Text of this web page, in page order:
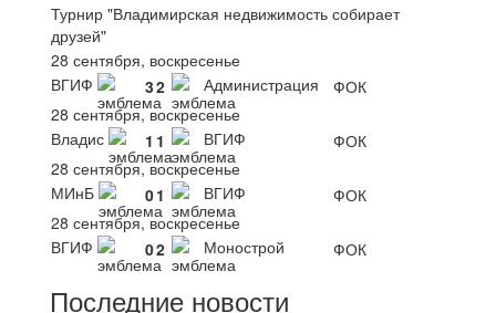
Турнир "Владимирская недвижимость собирает
друзей"
28 сентября, воскресенье
ВГИФ
32 Администрация
ФОК
28 сентября, воскресенье
Владис
1 1 ВГИФ
ФОК
28 сентября, воскресенье
МИнБ
01 ВГИФ
ФОК
28 сентября, воскресенье
ВГИФ
02 Монострой ФОК
Последние новости